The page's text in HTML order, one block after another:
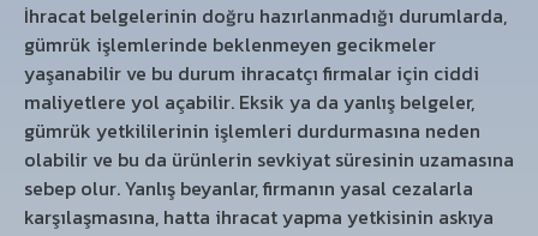
İhracat belgelerinin doğru hazırlanmadığı durumlarda,
gümrük işlemlerinde beklenmeyen gecikmeler
yaşanabilir ve bu durum ihracatçı firmalar için ciddi
maliyetlere yol açabilir. Eksik ya da yanlış belgeler,
gümrük yetkililerinin işlemleri durdurmasına neden
olabilir ve bu da ürünlerin sevkiyat süresinin uzamasına
sebep olur. Yanlış beyanlar, firmanın yasal cezalarla
karşılaşmasına, hatta ihracat yapma yetkisinin askıya